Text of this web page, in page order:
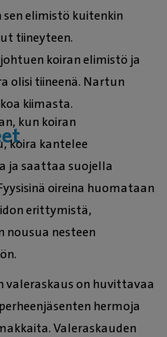
elimistö kuitenkin
tiineyteen.
koiran elimistö ja
olisi tiineenä. Nartun
kiimasta.
kun koiran
koira kantelee
ja saattaa suojella
oireina huomataan
erittymistä,
nesteen
valeraskaus on huvittavaa
hermoja
Valeraskauden